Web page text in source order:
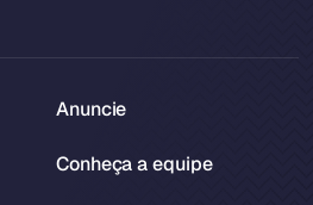
Anuncie
Conheça a equipe